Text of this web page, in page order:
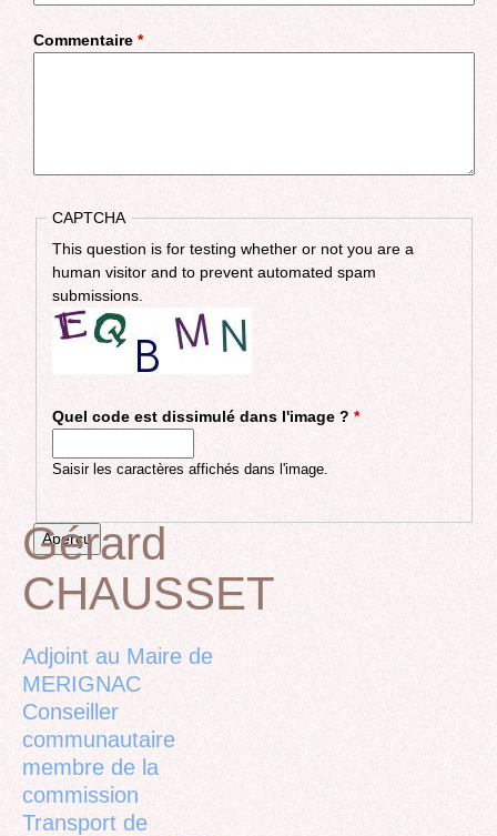
Commentaire *
CAPTCHA
This question is for testing whether or not you are a
human visitor and to prevent automated spam
submissions.
Quel code est dissimulé dans l'image ? *
Saisir les caractères affichés dans l'image.
Back
to
Gérard
CHAUSSET
Adjoint au Maire de
MERIGNAC
Conseiller
communautaire
membre de la
commission
Transport de